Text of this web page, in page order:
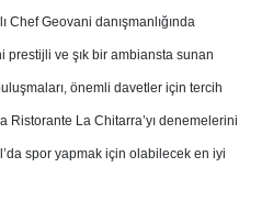
Chef Geovani danışmanlığında
ve şık bir ambiansta sunan
önemli davetler için tercih
Ristorante La Chitarra’yı denemelerini
spor yapmak için olabilecek en iyi